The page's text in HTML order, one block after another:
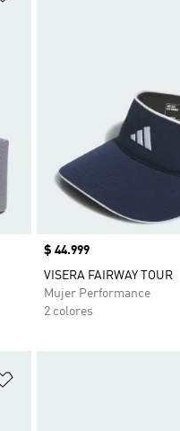
Precio
$ 44.999
VISERA FAIRWAY TOUR
Mujer Performance
2 colores